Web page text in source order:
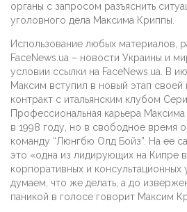
органы с запросом разъяснить
уголовного дела Максима Криппы.
Использование любых материалов,
FaceNews.ua – новости Украины и
условии ссылки на FaceNews.ua. В
Максим вступил в новый этап своей
контракт с итальянским клубом
Профессиональная карьера
в 1998 году, но в свободное время
команду “Люнгбю Олд Бойз”. На ее
это «одна из лидирующих на Кипре
корпоративных и
думаем, что же делать, а до
паникой в голосе говорит Максим